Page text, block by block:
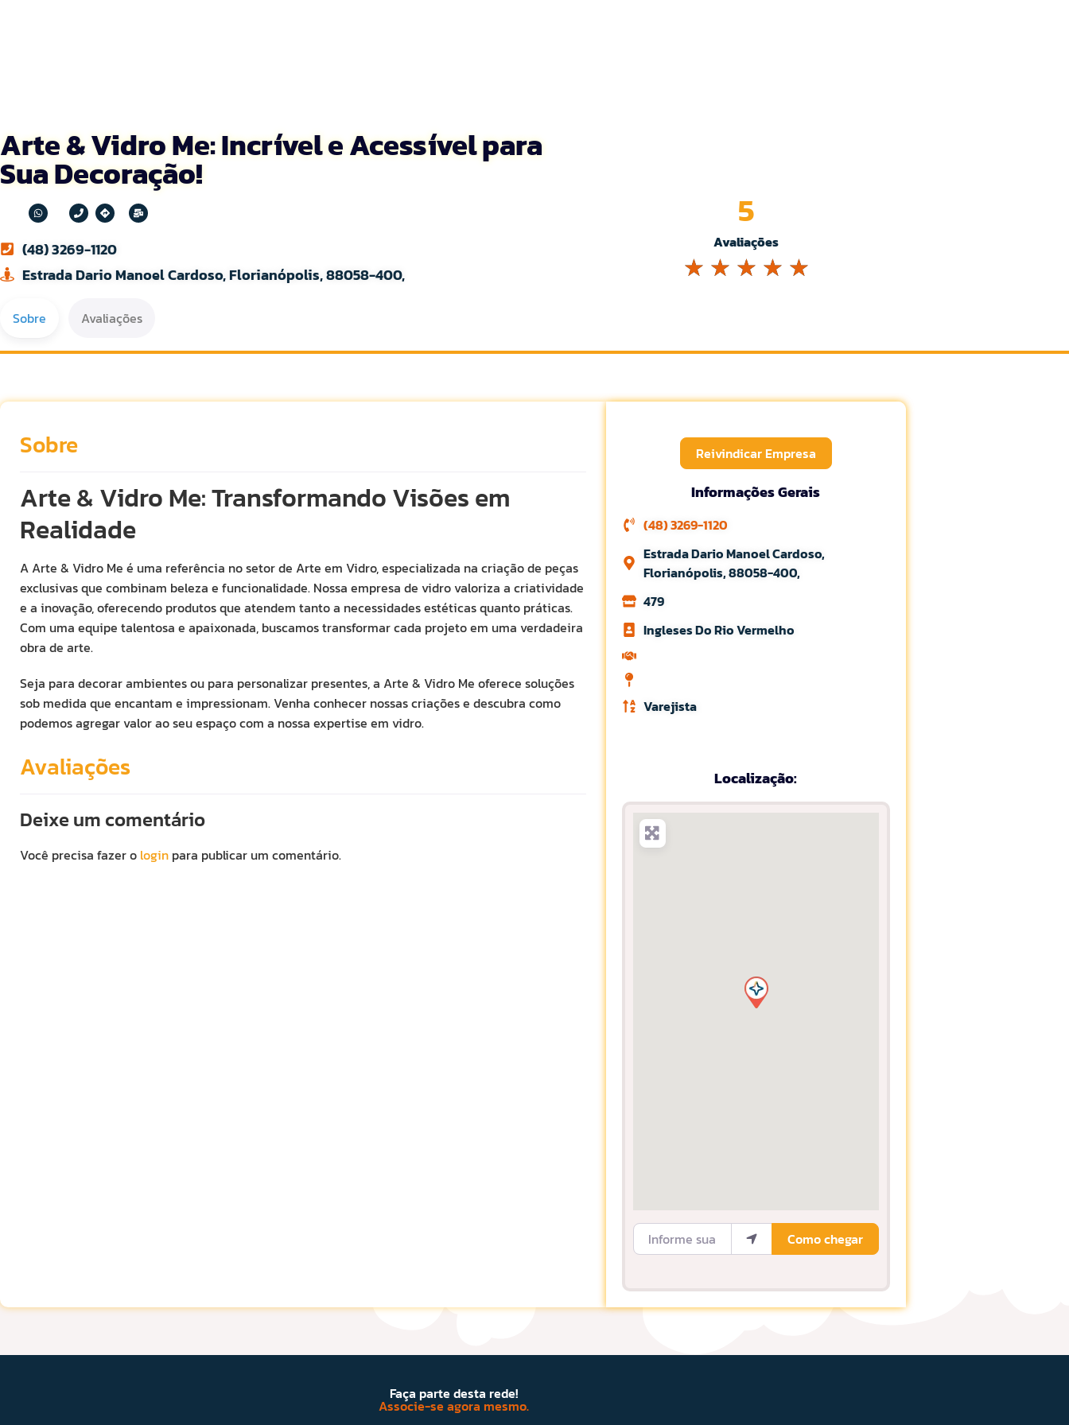
Arte & Vidro Me: Incrível e Acessível para
Sua Decoração!
(48) 3269-1120
Estrada Dario Manoel Cardoso, Florianópolis, 88058-400,
Avaliações
5
☆ ☆ ☆ ☆ ☆
Sobre Avaliações
Sobre
Arte & Vidro Me: Transformando Visões em
Realidade
A Arte & Vidro Me é uma referência no setor de Arte em Vidro, especializada na criação de peças
exclusivas que combinam beleza e funcionalidade. Nossa empresa de vidro valoriza a criatividade
e a inovação, oferecendo produtos que atendem tanto a necessidades estéticas quanto práticas.
Com uma equipe talentosa e apaixonada, buscamos transformar cada projeto em uma verdadeira
obra de arte.
Seja para decorar ambientes ou para personalizar presentes, a Arte & Vidro Me oferece soluções
sob medida que encantam e impressionam. Venha conhecer nossas criações e descubra como
podemos agregar valor ao seu espaço com a nossa expertise em vidro.
Avaliações
Deixe um comentário
Você precisa fazer o login para publicar um comentário.
Reivindicar Empresa
Informações Gerais
(48) 3269-1120
Estrada Dario Manoel Cardoso,
Florianópolis, 88058-400,
479
Ingleses Do Rio Vermelho
Varejista
Localização:
Informe sua Localização
Como chegar
Faça parte desta rede!
Associe-se agora mesmo.